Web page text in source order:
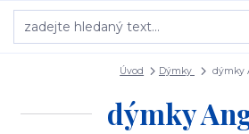
Úvod Dýmky dýmky
dýmky